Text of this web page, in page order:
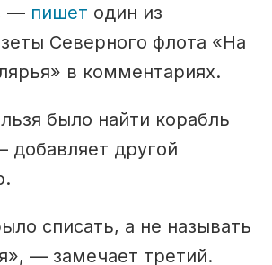
— пишет один из
Северного флота «На
в комментариях.
было найти корабль
добавляет другой
списать, а не называть
— замечает третий.